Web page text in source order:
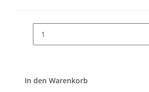
In den Warenkorb